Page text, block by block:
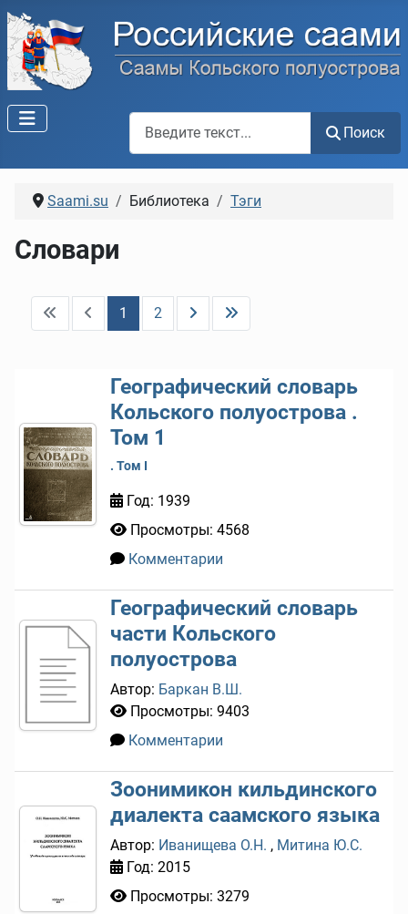
Поиск
Saami.su Библиотека Тэги
Словари
1 2
Географический словарь
Кольского полуострова .
Том 1
. Том I
Год: 1939
Просмотры: 4568
Комментарии
Географический словарь
части Кольского
полуострова
Автор: Баркан В.Ш.
Просмотры: 9403
Комментарии
Зоонимикон кильдинского
диалекта саамского языка
Автор: Иванищева О.Н. , Митина Ю.С.
Год: 2015
Просмотры: 3279